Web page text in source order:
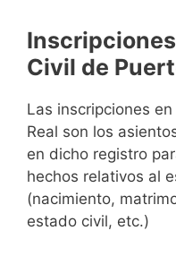
Civil de
Las inscripciones
Real son los
en dicho registro
hechos relativos al
(nacimiento,
estado civil, etc.)